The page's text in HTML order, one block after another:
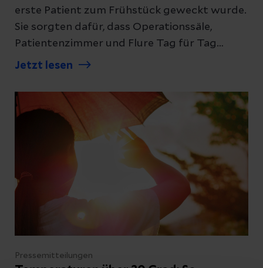
erste Patient zum Frühstück geweckt wurde.
Sie sorgten dafür, dass Operationssäle,
Patientenzimmer und Flure Tag für Tag
Hygienestandards erfüllten – zuverlässig,
verabschiedet die Helios Bördeklinik Ines
Bockler, Leitung der Reinigung und Marina
Timpe, Mitarbeiterin der Reinigung, in den
wohlverdienten Ruhestand.
Jetzt lesen
Pressemitteilungen